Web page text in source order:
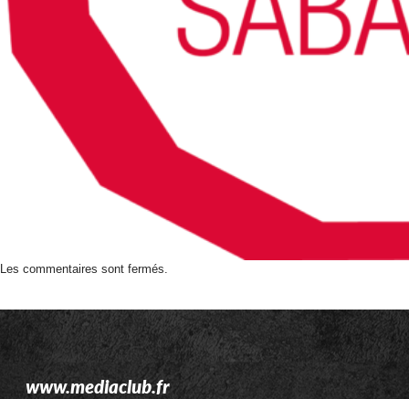
Les commentaires sont fermés.
www.mediaclub.fr